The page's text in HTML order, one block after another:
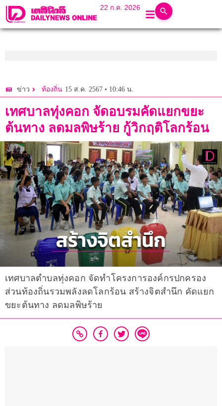
22 ก.ค. 2026
ข่าว ท้องถิ่น 15 ส.ค. 2567 • 10:46 น.
เทศบาลทุ่งคอก จัดอบรมคัดแยกขยะ
ต้นทาง ลดมลพิษร้าย กู้วิกฤติโลกร้อน
เทศบาลตำบลทุ่งคอก จัดทำโครงการองค์กรปกครอง
ส่วนท้องถิ่นรวมพลังลดโลกร้อน สร้างจิตสำนึก คัดแยก
ขยะต้นทาง ลดมลพิษร้าย